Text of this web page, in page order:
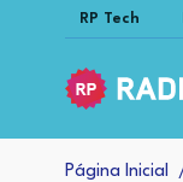
RP Tech
Página Inicial